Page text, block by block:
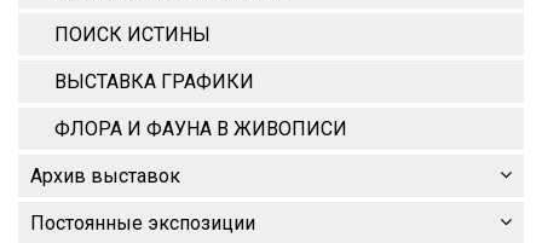
ПОИСК ИСТИНЫ
ВЫСТАВКА ГРАФИКИ
ФЛОРА И ФАУНА В ЖИВОПИСИ
Архив выставок
Постоянные экспозиции